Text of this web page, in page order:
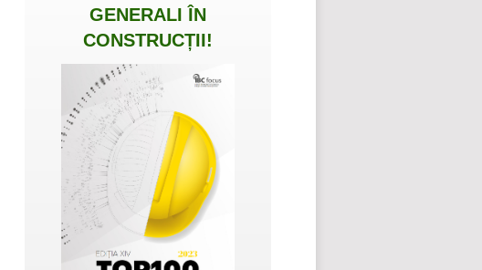
GENERALI ÎN
CONSTRUCȚII!